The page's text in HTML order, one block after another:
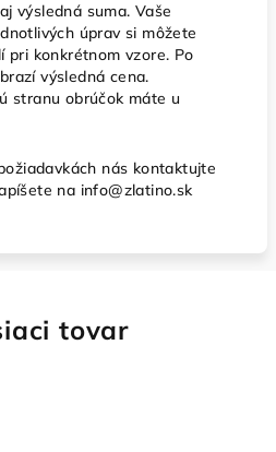
výsledná suma. Vaše
úprav si môžete
pri konkrétnom vzore. Po
výsledná cena.
stranu obrúčok máte u
nás kontaktujte
na info@zlatino.sk
tovar